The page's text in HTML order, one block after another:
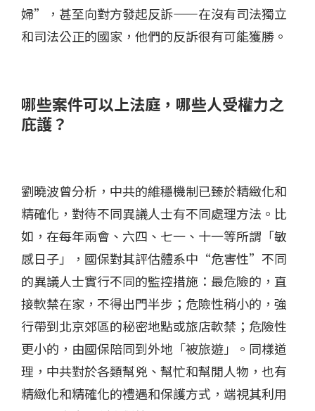
婦”，甚至向對方發起反訴——在沒有司法獨立
和司法公正的國家，他們的反訴很有可能獲勝。
哪些案件可以上法庭，哪些人受權力之
庇護？
劉曉波曾分析，中共的維穩機制已臻於精緻化和
精確化，對待不同異議人士有不同處理方法。比
如，在每年兩會、六四、七一、十一等所謂「敏
感日子」，國保對其評估體系中“危害性”不同
的異議人士實行不同的監控措施：最危險的，直
接軟禁在家，不得出門半步；危險性稍小的，強
行帶到北京郊區的秘密地點或旅店軟禁；危險性
更小的，由國保陪同到外地「被旅遊」。同樣道
理，中共對於各類幫兇、幫忙和幫閒人物，也有
精緻化和精確化的禮遇和保護方式，端視其利用